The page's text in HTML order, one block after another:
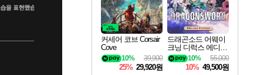
커세어 코브 Corsair
Cove
39,900
10%
25% 29,920원
드래곤소드 어웨이
크닝 디럭스 에디션
DragonSword Awake
ning Deluxe Edition
55,000
10%
10% 49,500원